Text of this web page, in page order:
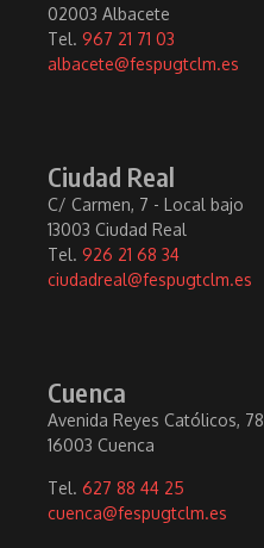
02003 Albacete
Tel. 967 21 71 03
albacete@fespugtclm.es
Ciudad Real
C/ Carmen, 7 - Local bajo
13003 Ciudad Real
Tel. 926 21 68 34
ciudadreal@fespugtclm.es
Cuenca
Avenida Reyes Católicos, 78
16003 Cuenca
Tel. 627 88 44 25
cuenca@fespugtclm.es